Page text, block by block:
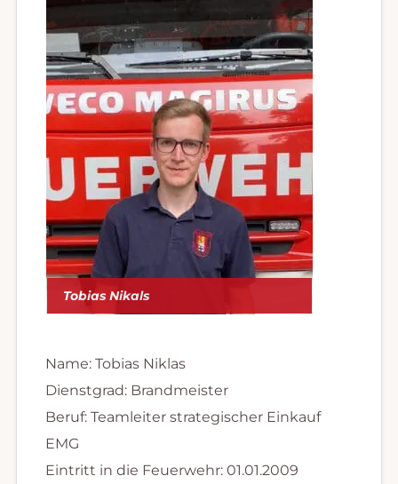
Tobias Nikals
Name: Tobias Niklas
Dienstgrad: Brandmeister
Beruf: Teamleiter strategischer Einkauf
EMG
Eintritt in die Feuerwehr: 01.01.2009